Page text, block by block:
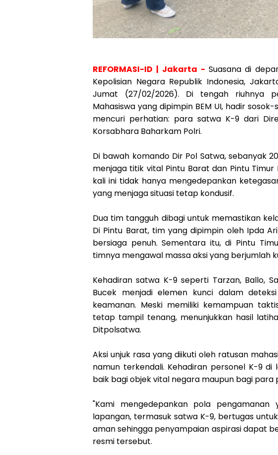
REFORMASI-ID | Jakarta - Suasana di
Kepolisian Negara Republik Indonesia,
Jumat (27/02/2026). Di tengah riuhnya
Mahasiswa yang dipimpin BEM UI, hadir
mencuri perhatian: para satwa K-9 dari
Korsabhara Baharkam Polri.
Di bawah komando Dir Pol Satwa, sebanyak
menjaga titik vital Pintu Barat dan Pintu Timur
kali ini tidak hanya mengedepankan
yang menjaga situasi tetap kondusif.
Dua tim tangguh dibagi untuk memastikan
Di Pintu Barat, tim yang dipimpin oleh Ipda
bersiaga penuh. Sementara itu, di Pintu
timnya mengawal massa aksi yang berjumlah
Kehadiran satwa K-9 seperti Tarzan, Ballo,
Bucek menjadi elemen kunci dalam
keamanan. Meski memiliki kemampuan
tetap tampil tenang, menunjukkan hasil
Ditpolsatwa.
Aksi unjuk rasa yang diikuti oleh ratusan
namun terkendali. Kehadiran personel K-9
baik bagi objek vital negara maupun bagi para
"Kami mengedepankan pola pengamanan
lapangan, termasuk satwa K-9, bertugas
aman sehingga penyampaian aspirasi dapat
resmi tersebut.